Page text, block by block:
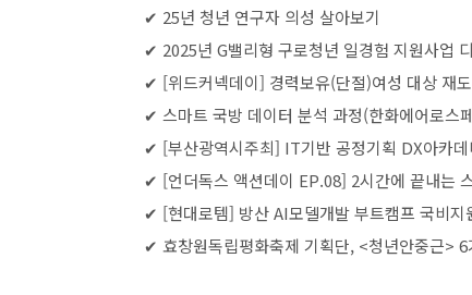
✔ 25년 청년 연구자 의성 살아보기
✔ 2025년 G밸리형 구로청년 일경험 지원사업
✔ [위드커넥데이] 경력보유(단절)여성 대상 재
✔ 스마트 국방 데이터 분석 과정(한화에어로스
✔ [부산광역시주최] IT기반 공정기획 DX아카데
✔ [언더독스 액션데이 EP.08] 2시간에 끝내는
✔ [현대로템] 방산AI모델개발 부트캠프 국비지
✔ 효창원독립평화축제 기획단, <청년안중근> 6